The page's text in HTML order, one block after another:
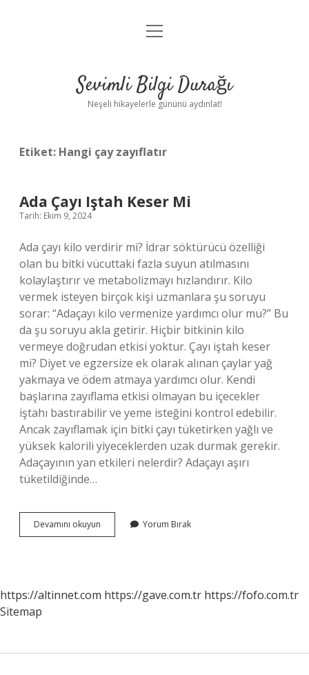
Anasayfa
Yasal Uyarı
menüyü
Sevimli Bilgi Durağı
Neşeli hikayelerle gününü aydınlat!
Etiket: Hangi çay zayıflatır
Ada Çayı Iştah Keser Mi
Tarih: Ekim 9, 2024
Ada çayı kilo verdirir mi? İdrar söktürücü özelliği
olan bu bitki vücuttaki fazla suyun atılmasını
kolaylaştırır ve metabolizmayı hızlandırır. Kilo
vermek isteyen birçok kişi uzmanlara şu soruyu
sorar: “Adaçayı kilo vermenize yardımcı olur mu?” Bu
da şu soruyu akla getirir. Hiçbir bitkinin kilo
vermeye doğrudan etkisi yoktur. Çayı iştah keser
mi? Diyet ve egzersize ek olarak alınan çaylar yağ
yakmaya ve ödem atmaya yardımcı olur. Kendi
başlarına zayıflama etkisi olmayan bu içecekler
iştahı bastırabilir ve yeme isteğini kontrol edebilir.
Ancak zayıflamak için bitki çayı tüketirken yağlı ve
yüksek kalorili yiyeceklerden uzak durmak gerekir.
Adaçayının yan etkileri nelerdir? Adaçayı aşırı
tüketildiğinde…
Devamını okuyun
Çayı
Yorum Bırak
https://altinnet.com https://gave.com.tr https://fofo.com.tr
Sitemap